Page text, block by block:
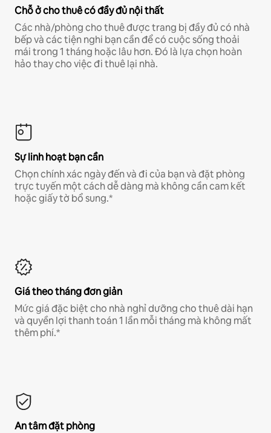
Chỗ ở cho thuê có đầy đủ nội thất
Các nhà/phòng cho thuê được trang bị đầy đủ có nhà
bếp và các tiện nghi bạn cần để có cuộc sống thoải
mái trong 1 tháng hoặc lâu hơn. Đó là lựa chọn hoàn
hảo thay cho việc đi thuê lại nhà.
Sự linh hoạt bạn cần
Chọn chính xác ngày đến và đi của bạn và đặt phòng
trực tuyến một cách dễ dàng mà không cần cam kết
hoặc giấy tờ bổ sung.*
Giá theo tháng đơn giản
Mức giá đặc biệt cho nhà nghỉ dưỡng cho thuê dài hạn
và quyền lợi thanh toán 1 lần mỗi tháng mà không mất
thêm phí.*
An tâm đặt phòng